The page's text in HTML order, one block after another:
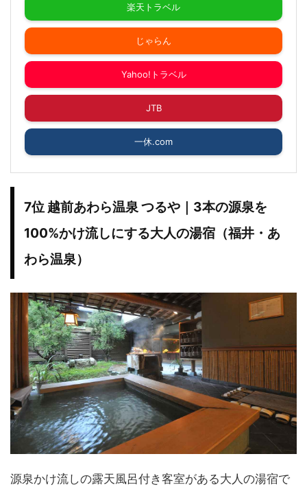
楽天トラベル
じゃらん
Yahoo!トラベル
JTB
一休.com
7位 越前あわら温泉 つるや｜3本の源泉を
100%かけ流しにする大人の湯宿（福井・あ
わら温泉）
源泉かけ流しの露天風呂付き客室がある大人の湯宿で